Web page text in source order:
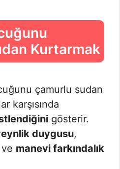
Kurtarmak
çamurlu sudan
karşısında
gösterir.
duygusu,
ve manevi farkındalık